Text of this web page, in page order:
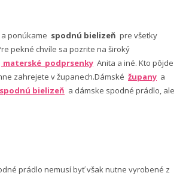
ponúkame spodnú bielizeň pre všetky
pekné chvíle sa pozrite na široký
materské podprsenky Anita a iné. Kto pôjde
zahrejete v županech.Dámské župany a
spodnú bielizeň a dámske spodné prádlo, ale
prádlo nemusí byť však nutne vyrobené z